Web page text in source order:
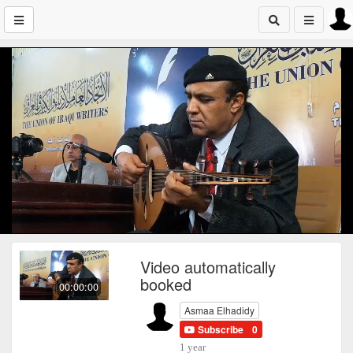
00:00:00
Video automatically
booked
Asmaa Elhadidy
Subscribe 0
1 year